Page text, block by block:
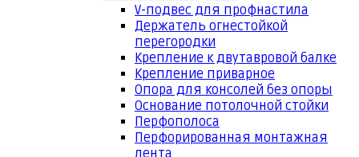
V-подвес для профнастила
Держатель огнестойкой
перегородки
Крепление к двутавровой балке
Крепление приварное
Опора для консолей без опоры
Основание потолочной стойки
Перфополоса
Перфорированная монтажная
лента